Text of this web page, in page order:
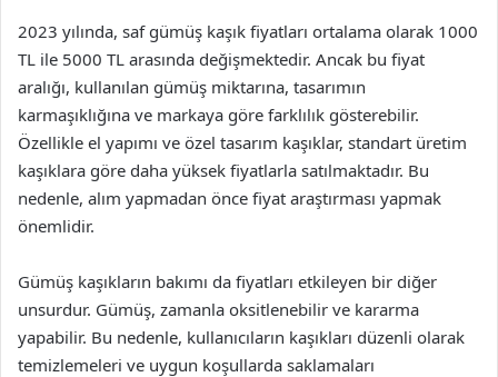
2023 yılında, saf gümüş kaşık fiyatları ortalama olarak 1000
TL ile 5000 TL arasında değişmektedir. Ancak bu fiyat
aralığı, kullanılan gümüş miktarına, tasarımın
karmaşıklığına ve markaya göre farklılık gösterebilir.
Özellikle el yapımı ve özel tasarım kaşıklar, standart üretim
kaşıklara göre daha yüksek fiyatlarla satılmaktadır. Bu
nedenle, alım yapmadan önce fiyat araştırması yapmak
önemlidir.
Gümüş kaşıkların bakımı da fiyatları etkileyen bir diğer
unsurdur. Gümüş, zamanla oksitlenebilir ve kararma
yapabilir. Bu nedenle, kullanıcıların kaşıkları düzenli olarak
temizlemeleri ve uygun koşullarda saklamaları